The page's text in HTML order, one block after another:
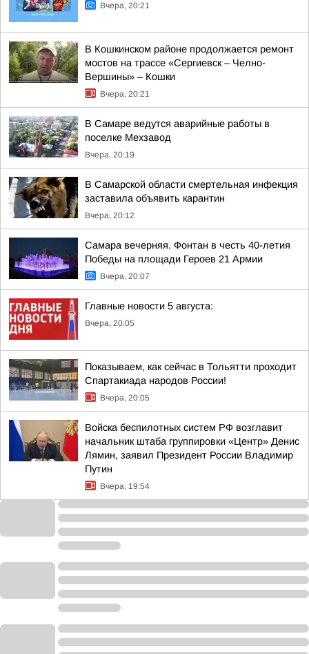
Вчера, 20:21
В Кошкинском районе продолжается ремонт
мостов на трассе «Сергиевск – Челно-
Вершины» – Кошки
Вчера, 20:21
В Самаре ведутся аварийные работы в
поселке Мехзавод
Вчера, 20:19
В Самарской области смертельная инфекция
заставила объявить карантин
Вчера, 20:12
Самара вечерняя. Фонтан в честь 40-летия
Победы на площади Героев 21 Армии
Вчера, 20:07
Главные новости 5 августа:
Вчера, 20:05
Показываем, как сейчас в Тольятти проходит
Спартакиада народов России!
Вчера, 20:05
Войска беспилотных систем РФ возглавит
начальник штаба группировки «Центр» Денис
Лямин, заявил Президент России Владимир
Путин
Вчера, 19:54